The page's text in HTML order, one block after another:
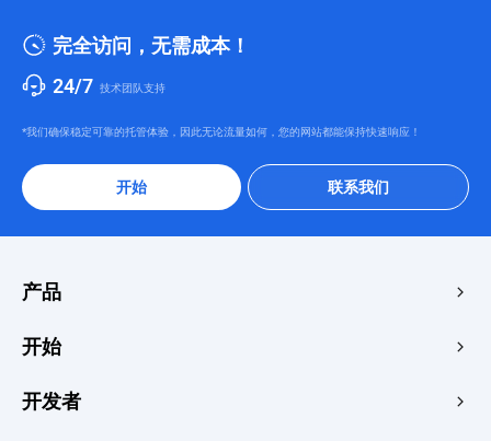
完全访问，无需成本！
24/7 技术团队支持
*我们确保稳定可靠的托管体验，因此无论流量如何，您的网站都能保持快速响应！
开始 联系我们
产品
边缘加速与安全
边缘函数
开始
价格中心
开发者